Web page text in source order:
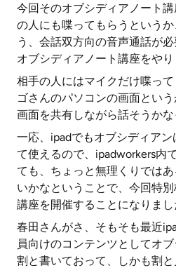
今回そのオブシディアノート
の人にも喋ってもらうという
う、会話双方向の音声通話が
オブシディアノート講座をやり
相手の人にはマイクだけ喋っ
ゴさんのパソコンの画面とい
画面を共有しながら話そうかな
一応、ipadでもオブシディア
て使えるので、ipadworkers内
ても、ちょっと無理くりでは
いかなということで、今回特
講座を開催することになりまし
春田さんがさ、そもそも最近
員向けのコンテンツとしてオ
割と書いておって、しかも割と